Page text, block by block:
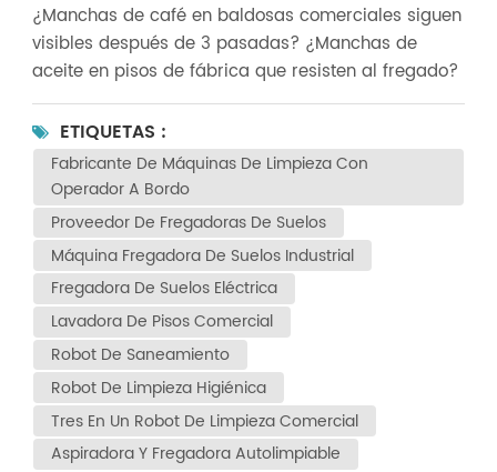
¿Manchas de café en baldosas comerciales siguen
visibles después de 3 pasadas? ¿Manchas de
aceite en pisos de fábrica que resisten al fregado?
¿Manchas de moho en las paredes del sótano
durante la temporada de lluvias que se extienden
con cada pasada? ¡Deje de confiar en la limpieza
bruta! Hoy le mostramos 3 pruebas reales para
ayudarle a elegir el equipo de limpieza adecuado y
eliminar fácilmente las manchas difíciles. “Manchas
líquidas” comercialesProblema: Las terminales de
autobuses y centros comerciales operan durante
largas horas con un tiempo de inactividad mínimo.
La limpieza manual requiere mucho tiempo para
una cobertura completa. Fregadoras de suelo
autónomas Puede manejar partes de la carga de
trabajo de limpieza. Jiechi JC80 Fregadora de
suelos autónoma Resultados de la
ETIQUETAS :
Fabricante De Máquinas De Limpieza Con
Operador A Bordo
Proveedor De Fregadoras De Suelos
Máquina Fregadora De Suelos Industrial
Fregadora De Suelos Eléctrica
Lavadora De Pisos Comercial
Robot De Saneamiento
Robot De Limpieza Higiénica
Tres En Un Robot De Limpieza Comercial
Aspiradora Y Fregadora Autolimpiable